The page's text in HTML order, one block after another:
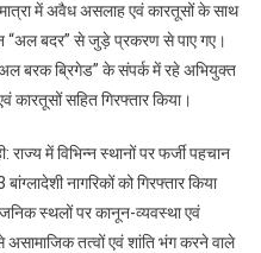
मात्रा में अवैध असलाह एवं कारतूसों के साथ
“अल बदर” से जुड़े प्रकरण से पाए गए।
बरक ब्रिगेड” के संपर्क में रहे अभियुक्त
सहित गिरफ्तार किया।
राज्य में विभिन्न स्थानों पर फर्जी पहचान
नागरिकों को गिरफ्तार किया
स्थलों पर कानून-व्यवस्था एवं
तत्वों एवं शांति भंग करने वाले